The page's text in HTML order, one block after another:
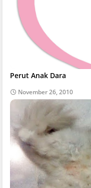
Perut Anak Dara
November 26, 2010